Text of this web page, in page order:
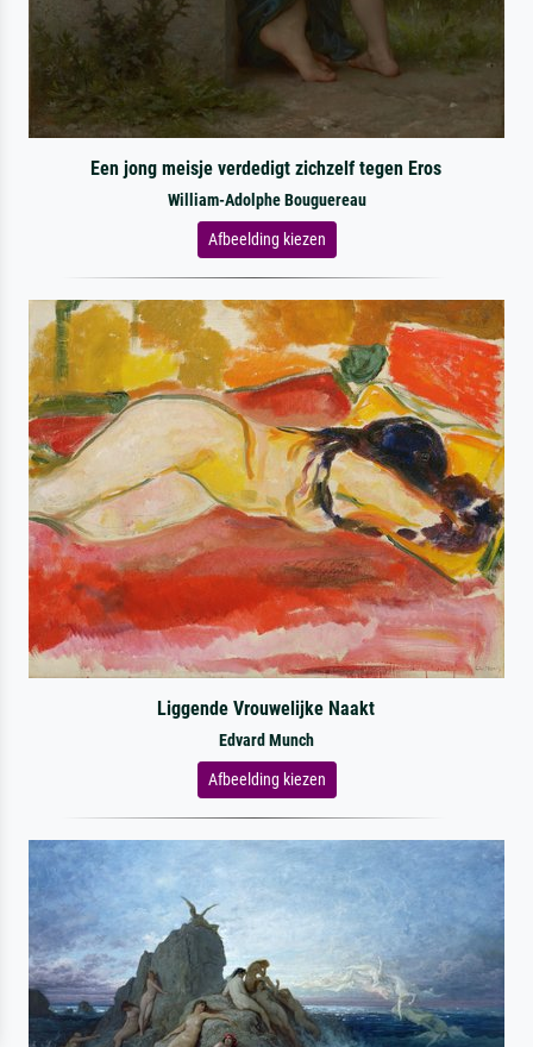
Een jong meisje verdedigt zichzelf tegen Eros
William-Adolphe Bouguereau
Afbeelding kiezen
Liggende Vrouwelijke Naakt
Edvard Munch
Afbeelding kiezen